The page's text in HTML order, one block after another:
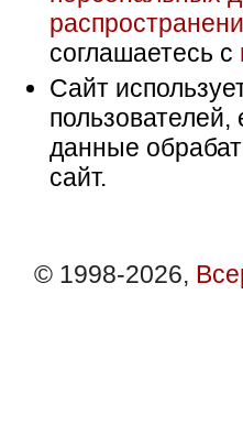
соглашаетесь с
Сайт
данные
сайт.
© 1998-2026,